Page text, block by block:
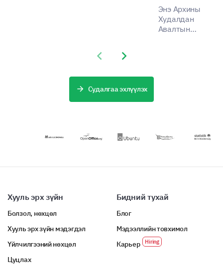
Энэ Архины
Худалдан
Авалтын
авахад
Previous slide
Next slide
Судалгаа эхлүүлэх
Хууль эрх зүйн
Болзол, нөхцөл
Хууль эрх зүйн мэдэгдэл
Үйлчилгээний нөхцөл
Цуцлах
Бидний тухай
Блог
Мэдээллийн товхимол
Карьер